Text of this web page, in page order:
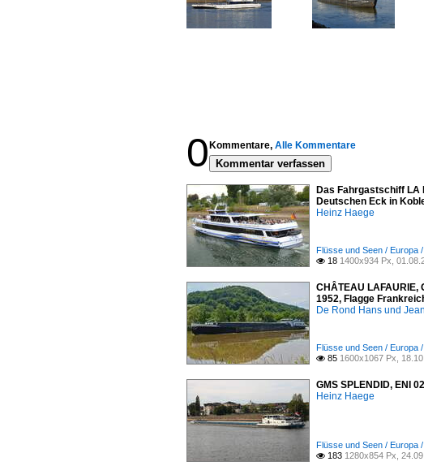
0 Kommentare, Alle Kommentare
Kommentar verfassen
Das Fahrgastschiff LA
Deutschen Eck in
Heinz Haege
Flüsse und Seen / Europa
 18 1400x934 Px,
CHÂTEAU LAFAURIE,
1952, Flagge
De Rond Hans und
Flüsse und Seen / Europa
 85 1600x1067 Px,
GMS SPLENDID, ENI
Heinz Haege
Flüsse und Seen / Europa
 183 1280x854 Px,